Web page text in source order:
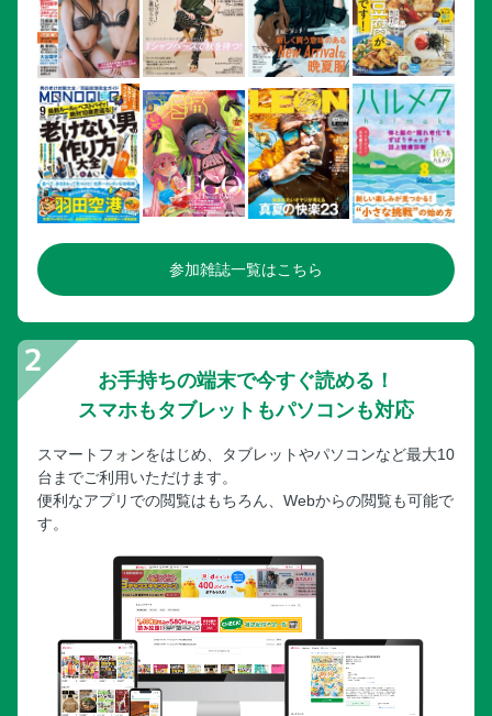
参加雑誌一覧はこちら
お手持ちの端末で今すぐ読める！
スマホもタブレットもパソコンも対応
スマートフォンをはじめ、タブレットやパソコンなど最大10
台までご利用いただけます。
便利なアプリでの閲覧はもちろん、Webからの閲覧も可能で
す。